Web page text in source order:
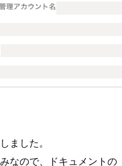
ました。
なので、ドキュメントの